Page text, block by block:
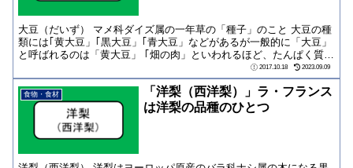
大豆（だいず） マメ科ダイズ属の一年草の「種子」のこと 大豆の種
類には｢黄大豆」｢黒大豆」｢青大豆」などがあるが一般的に「大豆」
と呼ばれるのは「黄大豆」 ｢畑の肉」といわれるほど、たんぱく質が
2017.10.18 2023.09.09
食物・食材
「洋梨（西洋梨）」ラ・フランス
は洋梨の品種のひとつ